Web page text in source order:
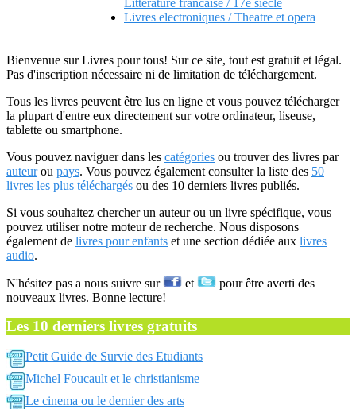
Litterature francaise / 17e siecle
Livres electroniques / Theatre et opera
Bienvenue sur Livres pour tous! Sur ce site, tout est gratuit et légal.
Pas d'inscription nécessaire ni de limitation de téléchargement.
Tous les livres peuvent être lus en ligne et vous pouvez télécharger
la plupart d'entre eux directement sur votre ordinateur, liseuse,
tablette ou smartphone.
Vous pouvez naviguer dans les catégories ou trouver des livres par
auteurou pays. Vous pouvez également consulter la liste des 50
livres les plus téléchargés ou des 10 derniers livres publiés.
Si vous souhaitez chercher un auteur ou un livre spécifique, vous
pouvez utiliser notre moteur de recherche. Nous disposons
également de livres pour enfants et une section dédiée aux livres
audio.
N'hésitez pas a nous suivre sur et
pour être averti des
nouveaux livres. Bonne lecture!
Les 10 derniers livres gratuits
Petit Guide de Survie des Etudiants
Michel Foucault et le christianisme
Le cinema ou le dernier des arts